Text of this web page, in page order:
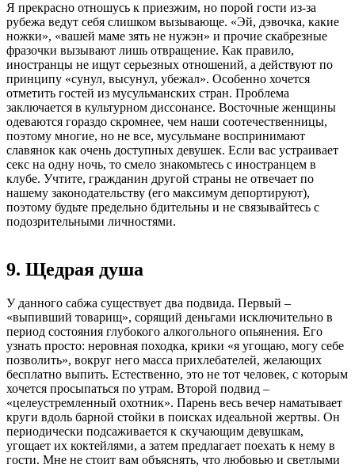
Я прекрасно отношусь к приезжим, но порой гости из-за
рубежа ведут себя слишком вызывающе. «Эй, дэвочка, какие
ножки», «вашей маме зять не нужэн» и прочие скабрезные
фразочки вызывают лишь отвращение. Как правило,
иностранцы не ищут серьезных отношений, а действуют по
принципу «сунул, высунул, убежал». Особенно хочется
отметить гостей из мусульманских стран. Проблема
заключается в культурном диссонансе. Восточные женщины
одеваются гораздо скромнее, чем наши соотечественницы,
поэтому многие, но не все, мусульмане воспринимают
славянок как очень доступных девушек. Если вас устраивает
секс на одну ночь, то смело знакомьтесь с иностранцем в
клубе. Учтите, гражданин другой страны не отвечает по
нашему законодательству (его максимум депортируют),
поэтому будьте предельно бдительны и не связывайтесь с
подозрительными личностями.
9. Щедрая душа
У данного сабжа существует два подвида. Первый –
«выпивший товарищ», сорящий деньгами исключительно в
период состояния глубокого алкогольного опьянения. Его
узнать просто: неровная походка, крики «я угощаю, могу себе
позволить», вокруг него масса прихлебателей, желающих
бесплатно выпить. Естественно, это не тот человек, с которым
хочется просыпаться по утрам. Второй подвид –
«целеустремленный охотник». Парень весь вечер наматывает
круги вдоль барной стойки в поисках идеальной жертвы. Он
периодически подсаживается к скучающим девушкам,
угощает их коктейлями, а затем предлагает поехать к нему в
гости. Мне не стоит вам объяснять, что любовью и светлыми